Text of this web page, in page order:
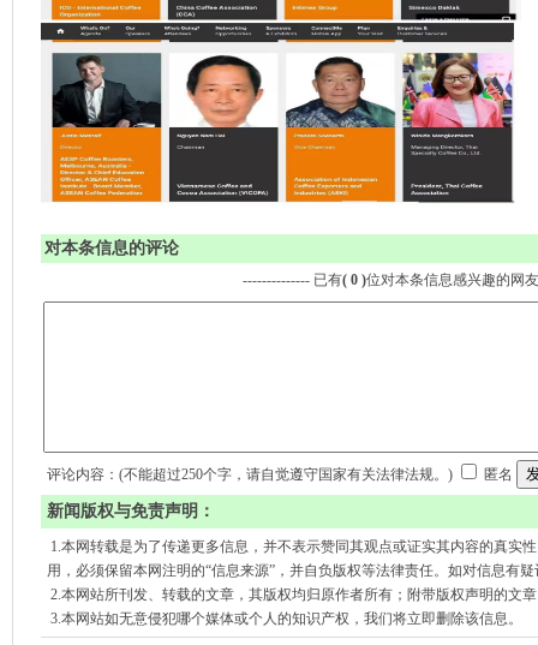
对本条信息的评论
-------------- 已有( 0 )位对本条信息感兴趣的网
评论内容：(不能超过250个字，请自觉遵守国家有关法律法规。) 匿名
新闻版权与免责声明：
1.本网转载是为了传递更多信息，并不表示赞同其观点或证实其内容的真实
用，必须保留本网注明的“信息来源”，并自负版权等法律责任。如对信息有
2.本网站所刊发、转载的文章，其版权均归原作者所有；附带版权声明的文
3.本网站如无意侵犯哪个媒体或个人的知识产权，我们将立即删除该信息。